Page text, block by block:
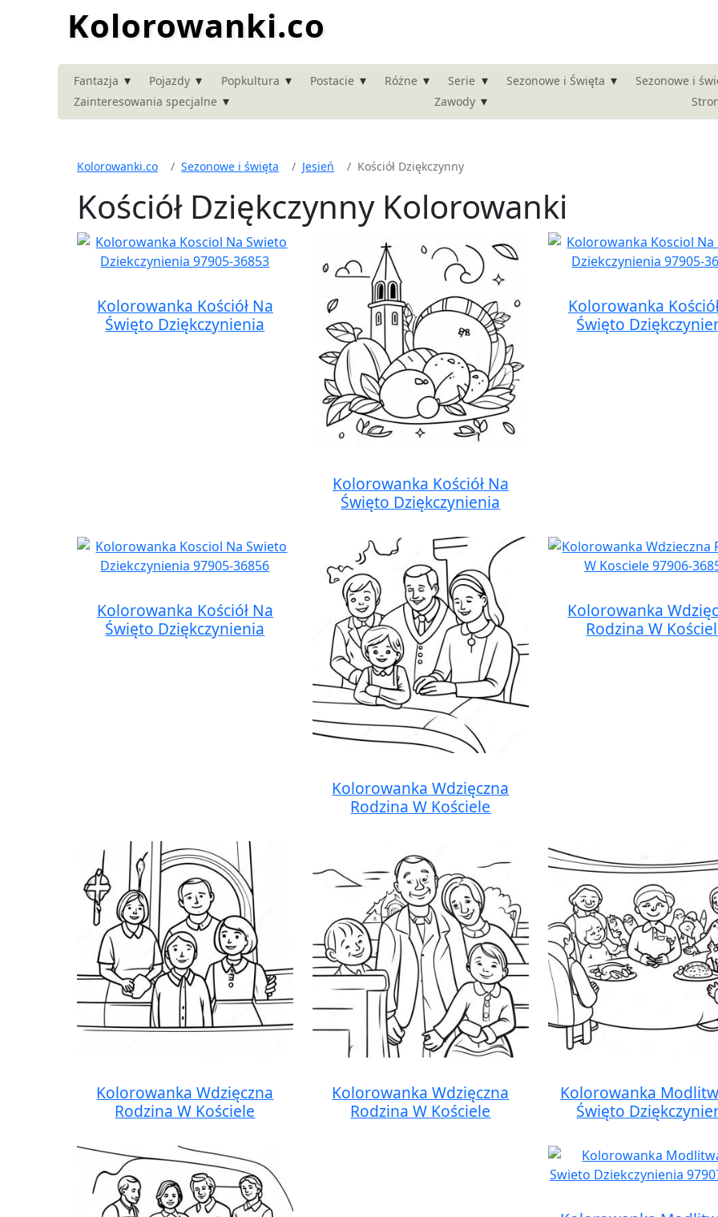
Kolorowanki.co
Fantazja ▾ Pojazdy ▾ Popkultura ▾ Postacie ▾ Różne ▾ Serie ▾ Sezonowe i Święta ▾ Sezonowe i
Zainteresowania specjalne ▾ Zawody ▾
Kolorowanki.co Sezonowe i święta Jesień Kościół Dziękczynny
Kościół Dziękczynny Kolorowanki
Kolorowanka Kościół Na
Święto Dziękczynienia
Kolorowanka Kościół Na
Święto Dziękczynienia
Kolorowanka
Święto
Kolorowanka Kościół Na
Święto Dziękczynienia
Kolorowanka Wdzięczna
Rodzina W Kościele
Kolorowanka
Rodzina W
Kolorowanka Wdzięczna
Rodzina W Kościele
Kolorowanka Wdzięczna
Rodzina W Kościele
Kolorowanka
Święto